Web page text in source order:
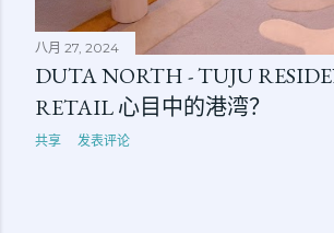
八月 27, 2024
DUTA NORTH - TUJU
RETAIL 心目中的港湾？
共享 发表评论